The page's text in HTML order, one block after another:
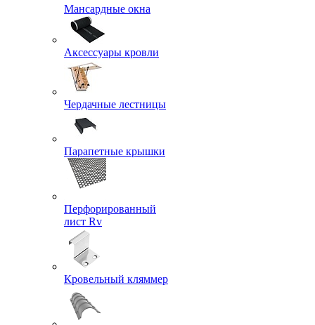
Мансардные окна
Аксессуары кровли
Чердачные лестницы
Парапетные крышки
Перфорированный
лист Rv
Кровельный кляммер